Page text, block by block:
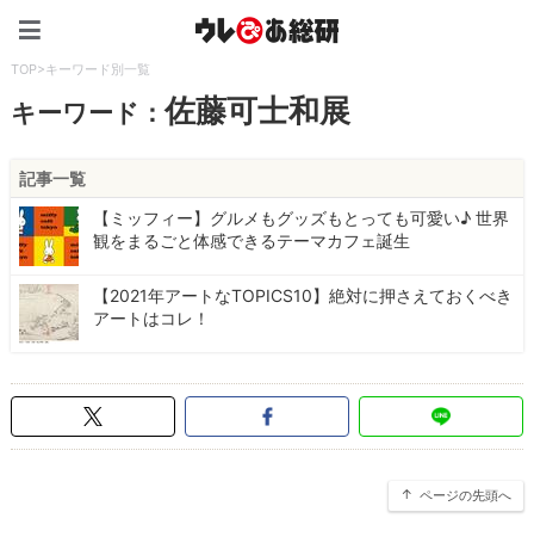
TOP>キーワード別一覧
キーワード：佐藤可士和展
記事一覧
【ミッフィー】グルメもグッズもとっても可愛い♪ 世界
観をまるごと体感できるテーマカフェ誕生
【2021年アートなTOPICS10】絶対に押さえておくべき
アートはコレ！
ページの先頭へ